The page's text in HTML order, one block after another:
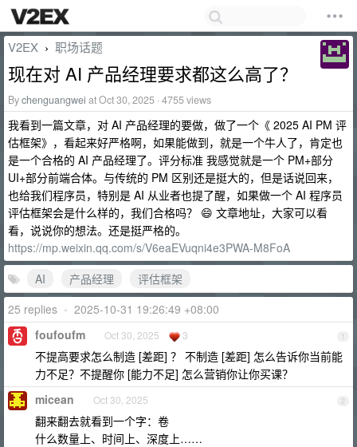
V2EX › 职场话题
现在对 AI 产品经理要求都这么高了？
Bychenguangwei at Oct 30, 2025 · 4755 views
我看到一篇文章，对 AI 产品经理的要做，做了一个《 2025 AI PM 评
估框架》，看起来好严格啊，如果能做到，就是一个牛人了，肯定也
是一个合格的 AI 产品经理了。评分标准 我感觉就是一个 PM+部分
UI+部分前端合体。与传统的 PM 区别还是挺大的，但是话说回来，
也给我们程序员，特别是 AI 从业者也提了醒，如果做一个 AI 程序员
评估框架会是什么样的，我们合格吗？ 😄 文章地址，大家可以看
看，说说你的想法。还是挺严格的。
https://mp.weixin.qq.com/s/V6eaEVuqni4e3PWA-M8FoA
AI
产品经理
评估框架
25 replies • 2025-10-31 19:26:49 +08:00
1
foufoufm Oct 30, 2025 3
不提高要求怎么制造 [差距] ？ 不制造 [差距] 怎么告诉你当前能
力不足？不提醒你 [能力不足] 怎么营销你让你买课？
2
micean Oct 30, 2025
翻来翻去就看到一个字：卷
什么数量上、时间上、深度上……